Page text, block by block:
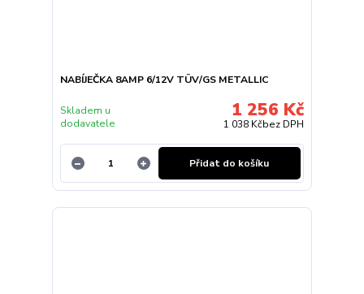
NABÍJEČKA 8AMP 6/12V TÜV/GS METALLIC
1 256 Kč
1 038 Kčbez DPH
Skladem u
dodavatele
Přidat do košíku